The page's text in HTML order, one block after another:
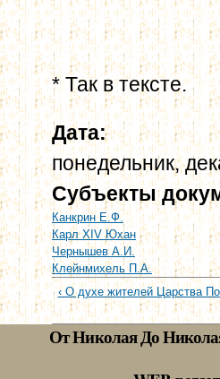
* Так в тексте.
Дата:
понедельник,
Субъекты
Канкрин Е.Ф.
Карл XIV Юхан
Чернышев А.И.
Клейнмихель П.А.
‹ О духе жителей Царства
От Николая До